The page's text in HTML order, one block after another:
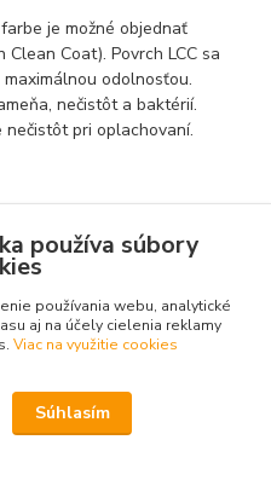
je možné objednať
Coat). Povrch LCC sa
odolnosťou.
nečistôt a baktérií.
pri oplachovaní.
používa súbory
používania webu, analytické
aj na účely cielenia reklamy
Viac na využitie cookies
Súhlasím